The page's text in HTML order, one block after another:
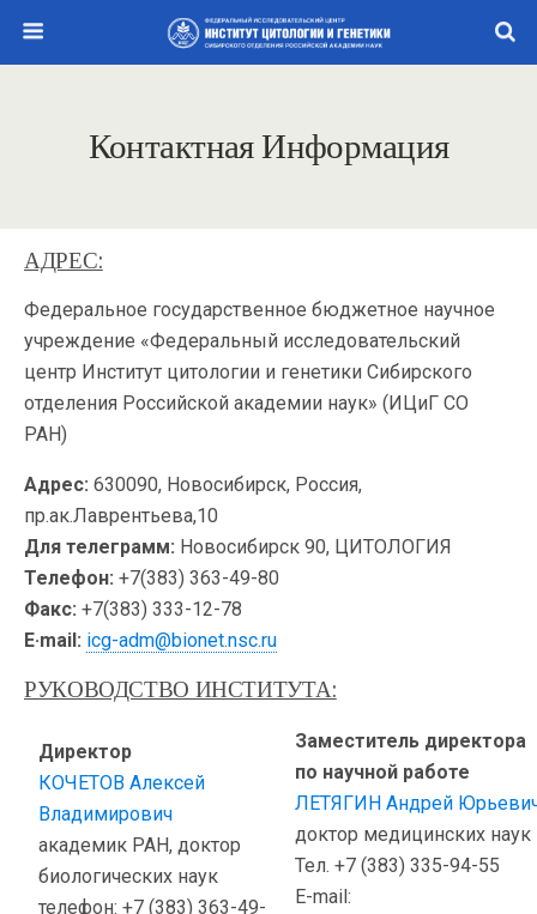
Контактная Информация
АДРЕС:
Федеральное государственное бюджетное научное
учреждение «Федеральный исследовательский
центр Институт цитологии и генетики Сибирского
отделения Российской академии наук» (ИЦиГ СО
РАН)
Адрес: 630090, Новосибирск, Россия,
пр.ак.Лаврентьева,10
Для телеграмм: Новосибирск 90, ЦИТОЛОГИЯ
Телефон: +7(383) 363-49-80
Факс: +7(383) 333-12-78
E·mail: icg-adm@bionet.nsc.ru
РУКОВОДСТВО ИНСТИТУТА:
Директор
КОЧЕТОВ Алексей
Владимирович
академик РАН, доктор
биологических наук
телефон: +7 (383) 363-49-
Заместитель директора
по научной работе
ЛЕТЯГИН Андрей
доктор медицинских наук
Тел. +7 (383) 335-94-55
E-mail: